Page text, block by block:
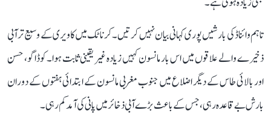
تاہم وائناڈ کی بارشیں پوری کہانی بیان نہیں کرتیں۔ کرناٹک میں کاویری کے وسیع تر آبی
ذخیرے والے علاقوں میں اس بار مانسون کہیں زیادہ غیر یقینی ثابت ہوا۔ کوڈاگو، حسن
اور بالائی طاس کے دیگر اضلاع میں جنوب مغربی مانسون کے ابتدائی ہفتوں کے دوران
بارش بے قاعدہ رہی، جس کے باعث بڑے آبی ذخائر میں پانی کی آمد کم رہی۔